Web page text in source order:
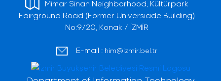
Mimar Sinan Neighborhood, Kültürpark
Fairground Road (Former Universiade Building)
No:9/20, Konak / İZMİR
E-mail : him@izmir.bel.tr